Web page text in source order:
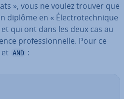
», vous ne voulez trouver que
diplôme en « Élec­tro­tech­nique
qui ont dans les deux cas au
pro­fes­sion­nelle. Pour ce
et AND :